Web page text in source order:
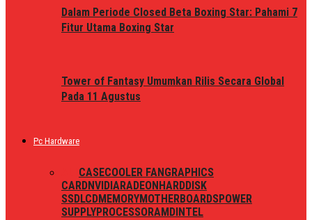
Dalam Periode Closed Beta Boxing Star: Pahami 7
Fitur Utama Boxing Star
Tower of Fantasy Umumkan Rilis Secara Global
Pada 11 Agustus
Pc Hardware
CASECOOLER FAN GRAPHICS
CARDNVIDIARADEON HARDDISK
SSDLCDMEMORYMOTHERBOARDSPOWER
SUPPLYPROCESSORAMD INTEL